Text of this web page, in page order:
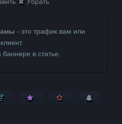
- это трафик вам или
клиент.
в статье.